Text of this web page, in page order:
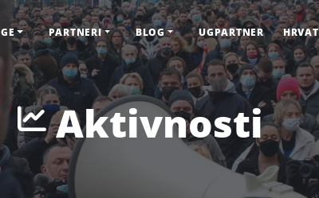
PARTNERI BLOG UGPARTNER
Aktivnosti